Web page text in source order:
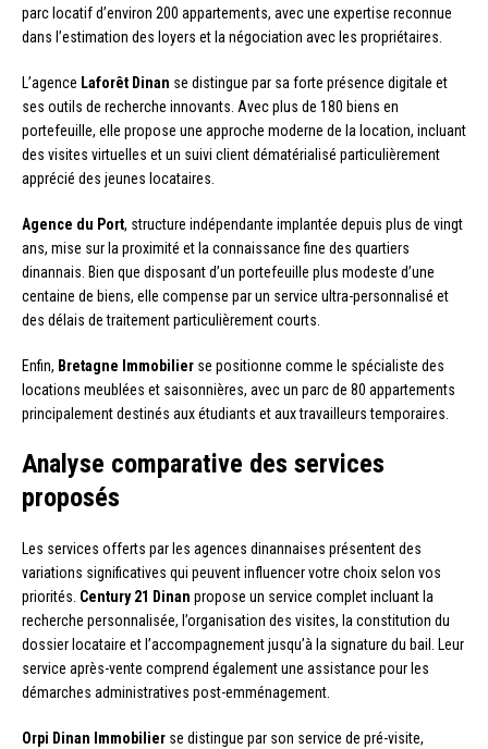
parc locatif d’environ 200 appartements, avec une expertise reconnue
dans l’estimation des loyers et la négociation avec les propriétaires.
L’agence Laforêt Dinan se distingue par sa forte présence digitale et
ses outils de recherche innovants. Avec plus de 180 biens en
portefeuille, elle propose une approche moderne de la location, incluant
des visites virtuelles et un suivi client dématérialisé particulièrement
apprécié des jeunes locataires.
Agence du Port, structure indépendante implantée depuis plus de vingt
ans, mise sur la proximité et la connaissance fine des quartiers
dinannais. Bien que disposant d’un portefeuille plus modeste d’une
centaine de biens, elle compense par un service ultra-personnalisé et
des délais de traitement particulièrement courts.
Enfin, Bretagne Immobilier se positionne comme le spécialiste des
locations meublées et saisonnières, avec un parc de 80 appartements
principalement destinés aux étudiants et aux travailleurs temporaires.
Analyse comparative des services
proposés
Les services offerts par les agences dinannaises présentent des
variations significatives qui peuvent influencer votre choix selon vos
priorités. Century 21 Dinan propose un service complet incluant la
recherche personnalisée, l’organisation des visites, la constitution du
dossier locataire et l’accompagnement jusqu’à la signature du bail. Leur
service après-vente comprend également une assistance pour les
démarches administratives post-emménagement.
Orpi Dinan Immobilier se distingue par son service de pré-visite,